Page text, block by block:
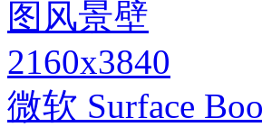
2160x3840
微软 Surface